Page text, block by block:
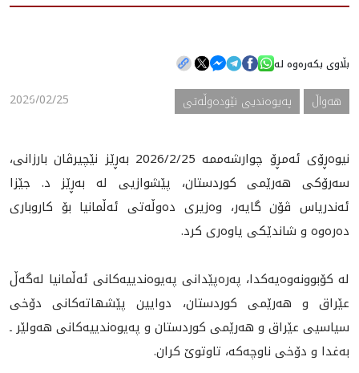
هه‌واڵ
بڵاوی بکەرەوە لە
2026/02/25 هه‌واڵ په‌یوه‌ندیی نێوده‌وڵه‌تی
نیوەڕۆی ئەمڕۆ چوارشەممە 2026/2/25 بەڕێز نێچیرڤان بارزانی،
سەرۆکی هەرێمی کوردستان، پێشوازیی لە بەڕێز د. جێزا
ئەندریاس ڤۆن گایەر، وه‌زیرى ده‌وڵه‌تى ئەڵمانیا بۆ كاروبارى
ده‌ره‌وه و شاندێکی یاوەری کرد.
لە کۆبوونەوەیەکدا، پەرەپێدانی پەیوەندییەکانی ئەڵمانیا لەگەڵ
عێراق و هەرێمی کوردستان، دوایین پێشهاته‌کانی دۆخی
سیاسیی عێراق و هەرێمی کوردستان و پەیوەندییەکانی هەولێر ـ
بەغدا و دۆخی ناوچه‌که‌، تاوتوێ کران.